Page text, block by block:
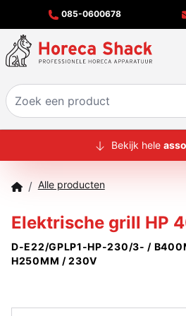
085-0600678
HOME
MERKEN
Bekijk hele
/ Alle producten
Elektrische grill HP
D-E22/GPLP1-HP-230/3- /
H250MM / 230V